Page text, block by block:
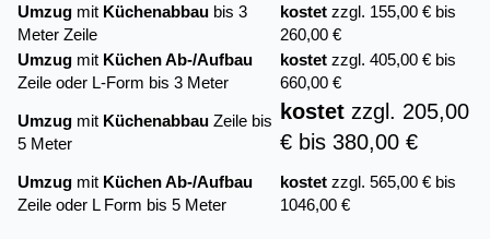
Umzug mit Küchenabbau bis 3
Meter Zeile
kostet zzgl. 155,00 € bis
260,00 €
Umzug mit Küchen Ab-/Aufbau
Zeile oder L-Form bis 3 Meter
kostet zzgl. 405,00 € bis
660,00 €
Umzug mit Küchenabbau Zeile bis
5 Meter
kostet zzgl. 205,00
€ bis 380,00 €
Umzug mit Küchen Ab-/Aufbau
Zeile oder L Form bis 5 Meter
kostet zzgl. 565,00 € bis
1046,00 €